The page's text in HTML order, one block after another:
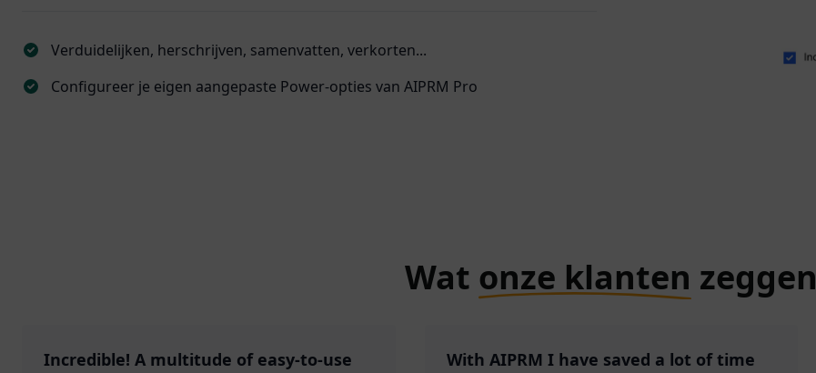
Verduidelijken, herschrijven, samenvatten, verkorten...
Configureer je eigen aangepaste Power-opties van AIPRM Pro
Wat onze klanten zeggen
Incredible! A multitude of easy-to-use
With AIPRM I have saved a lot of time